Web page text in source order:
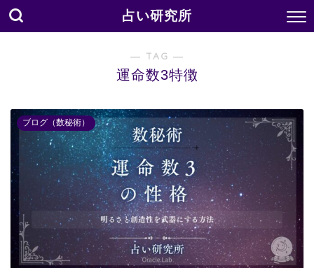
占い研究所
― TAG ―
運命数3特徴
ブログ（数秘術）